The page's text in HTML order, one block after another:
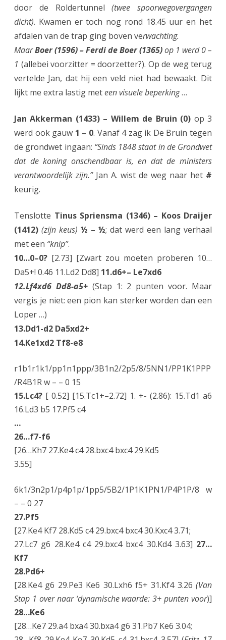
l
.
door de Roldertunnel(twee spoorwegovergangen
dicht). Kwamen er toch nog rond 18.45 uur en het
afdalen van de trap ging boven verwachting.
MaarBoer (1596) – Ferdi de Boer (1365)op 1 werd 0 –
1 (allebei voorzitter = doorzetter?). Op de weg terug
vertelde Jan, dat hij een veld niet had bewaakt. Dit
lijkt me extra lastig meteen visuele beperking…
Jan Akkerman (1433) – Willem de Bruin (0) op 3
werd ook gauw 1 – 0. Vanaf 4 zag ik De Bruin tegen
de grondwet ingaan: “Sinds 1848 staat in de Grondwet
dat de koning onschendbaar is, en dat de ministers
verantwoordelijk zijn.”Jan A. wist de weg naar het #
keurig.
Tenslotte Tinus Spriensma (1346) – Koos Draijer
(1412) (zijn keus) ½ – ½; dat werd een lang verhaal
met een “knip”.
10…0–0? [2.73] [Zwart zou moeten proberen 10…
Da5+! 0.46 11.Ld2 Dd8] 11.d6+– Le7xd6
12.Lf4xd6 Dd8-a5+ (Stap 1: 2 punten voor. Maar
vergis je niet: een pion kan sterker worden dan een
Loper …)
13.Dd1-d2 Da5xd2+
14.Ke1xd2 Tf8-e8
r1b1r1k1/pp1n1ppp/3B1n2/2p5/8/5NN1/PP1K1PPP
/R4B1R w – – 0 15
15.Lc4? [ 0.52] [15.Tc1+–2.72] 1. +- (2.86): 15.Td1 a6
16.Ld3 b5 17.Pf5 c4
…
26…f7-f6
[26…Kh7 27.Ke4 c4 28.bxc4 bxc4 29.Kd5
3.55]
6k1/3n2p1/p4p1p/1pp5/5B2/1P1K1PN1/P4P1P/8 w
– – 0 27
27.Pf5
[27.Ke4 Kf7 28.Kd5 c4 29.bxc4 bxc4 30.Kxc4 3.71;
27.Lc7 g6 28.Ke4 c4 29.bxc4 bxc4 30.Kd4 3.63] 27…
Kf7
28.Pd6+
[28.Ke4 g6 29.Pe3 Ke6 30.Lxh6 f5+ 31.Kf4 3.26 (Van
Stap 1 over naar ‘dynamische waarde: 3+ punten voor)]
28…Ke6
[28…Ke7 29.a4 bxa4 30.bxa4 g6 31.Pb7 Ke6 3.04;